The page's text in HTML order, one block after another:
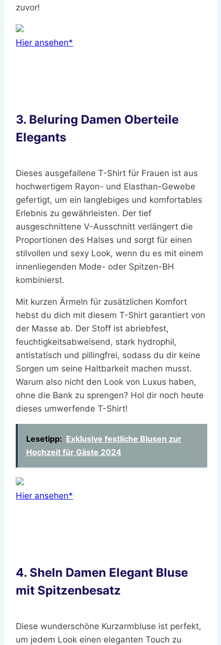
zuvor!
Hier ansehen*
3. Beluring Damen Oberteile
Elegants
Dieses ausgefallene T-Shirt für Frauen ist aus
hochwertigem Rayon- und Elasthan-Gewebe
gefertigt, um ein langlebiges und komfortables
Erlebnis zu gewährleisten. Der tief
ausgeschnittene V-Ausschnitt verlängert die
Proportionen des Halses und sorgt für einen
stilvollen und sexy Look, wenn du es mit einem
innenliegenden Mode- oder Spitzen-BH
kombinierst.
Mit kurzen Ärmeln für zusätzlichen Komfort
hebst du dich mit diesem T-Shirt garantiert von
der Masse ab. Der Stoff ist abriebfest,
feuchtigkeitsabweisend, stark hydrophil,
antistatisch und pillingfrei, sodass du dir keine
Sorgen um seine Haltbarkeit machen musst.
Warum also nicht den Look von Luxus haben,
ohne die Bank zu sprengen? Hol dir noch heute
dieses umwerfende T-Shirt!
Lesetipp: Exklusive festliche Blusen zur
Hochzeit für Gäste 2024
Hier ansehen*
4. SheIn Damen Elegant Bluse
mit Spitzenbesatz
Diese wunderschöne Kurzarmbluse ist perfekt,
um jedem Look einen eleganten Touch zu